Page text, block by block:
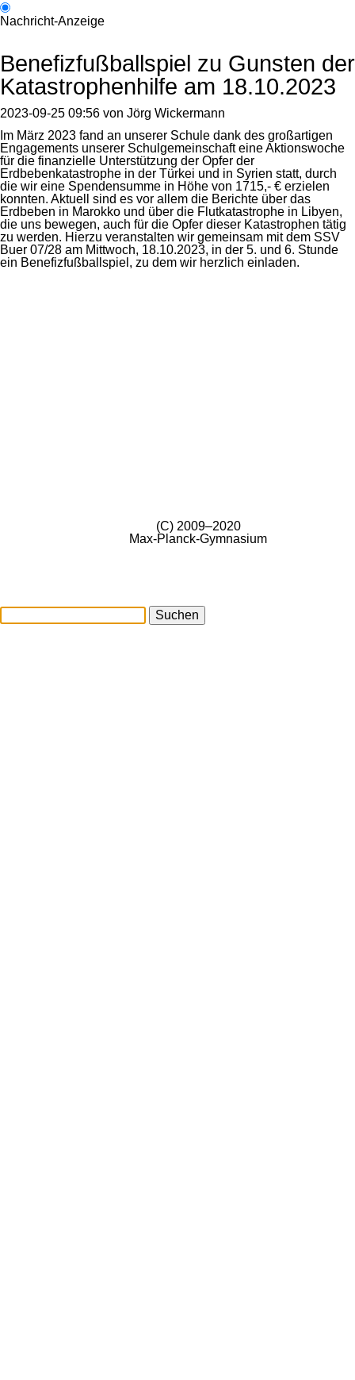
Nachricht-Anzeige
Benefizfußballspiel zu Gunsten der
Katastrophenhilfe am 18.10.2023
2023-09-25 09:56 von Jörg Wickermann
Im März 2023 fand an unserer Schule dank des großartigen
Engagements unserer Schulgemeinschaft eine Aktionswoche
für die finanzielle Unterstützung der Opfer der
Erdbebenkatastrophe in der Tür­kei und in Syrien statt, durch
die wir eine Spendensumme in Höhe von 1715,- € erzielen
konnten. Aktuell sind es vor allem die Berichte über das
Erdbeben in Marokko und über die Flutkatastrophe in Liby­en,
die uns bewegen, auch für die Opfer dieser Katastrophen tätig
zu werden. Hierzu veranstalten wir gemeinsam mit dem SSV
Buer 07/28 am Mittwoch, 18.10.2023, in der 5. und 6. Stunde
ein Benefizfußballspiel, zu dem wir herzlich einladen.
(C) 2009–2020
Max-Planck-Gymnasium
Suchen